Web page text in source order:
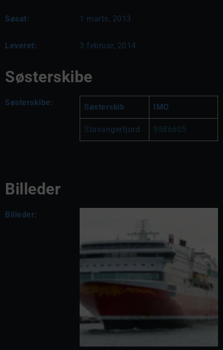
Søsat: 1 marts, 2013
Leveret: 3 februar, 2014
Søsterskibe
Søsterskibe: Søsterskib IMO
Stavangerfjord 9586605
Billeder
Billeder: